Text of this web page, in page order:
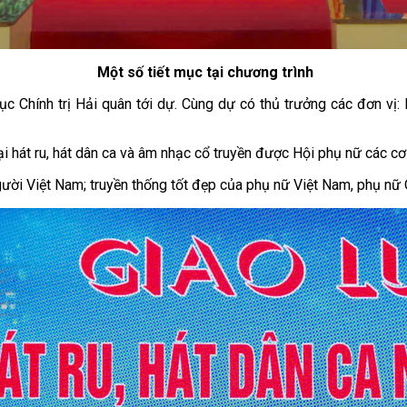
Một số tiết mục tại chương trình
Chính trị Hải quân tới dự. Cùng dự có thủ trưởng các đơn
ru, hát dân ca và âm nhạc cổ truyền được Hội phụ nữ các
Việt Nam; truyền thống tốt đẹp của phụ nữ Việt Nam, phụ nữ